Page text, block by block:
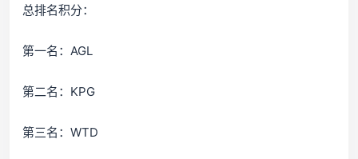
总排名积分：
第一名：AGL
第二名：KPG
第三名：WTD